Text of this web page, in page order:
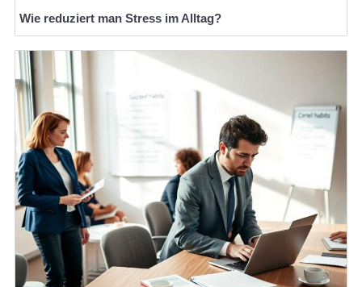
Wie reduziert man Stress im Alltag?